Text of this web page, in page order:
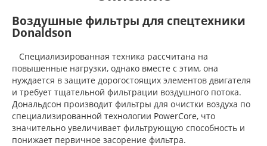
Воздушные фильтры для спецтехники
Donaldson
Специализированная техника рассчитана на
повышенные нагрузки, однако вместе с этим, она
нуждается в защите дорогостоящих элементов двигателя
и требует тщательной фильтрации воздушного потока.
Дональдсон производит фильтры для очистки воздуха по
специализированной технологии PowerCore, что
значительно увеличивает фильтрующую способность и
понижает первичное засорение фильтра.